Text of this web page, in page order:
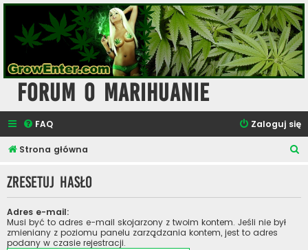
Forum o Marihuanie
FAQ Zaloguj się
Strona główna
Zresetuj hasło
Adres e-mail:
Musi być to adres e-mail skojarzony z twoim kontem. Jeśli nie był
zmieniany z poziomu panelu zarządzania kontem, jest to adres
podany w czasie rejestracji.